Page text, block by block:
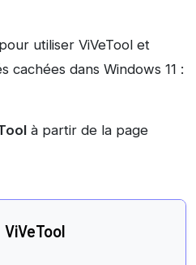
utiliser ViVeTool et
cachées dans Windows 11 :
à partir de la page
ViVeTool